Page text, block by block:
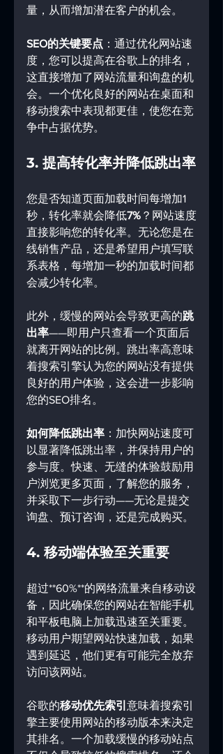
量，从而增加潜在客户的机会。
SEO的关键要点 ：通过优化网站速
度，您可以提高在谷歌上的排名，
这直接增加了网站流量和询盘的机
会。一个优化良好的网站在桌面和
移动搜索中表现都更佳，使您在竞
争中占据优势。
3. 提高转化率并降低跳出率
您是否知道页面加载时间每增加1
秒，转化率就会降低7% ？网站速度
直接影响您的转化率。无论您是在
线销售产品，还是希望用户填写联
系表格，每增加一秒的加载时间都
会减少转化率。
此外，缓慢的网站会导致更高的跳
出率——即用户只查看一个页面后
就离开网站的比例。跳出率高意味
着搜索引擎认为您的网站没有提供
良好的用户体验，这会进一步影响
您的SEO排名。
如何降低跳出率 ：加快网站速度可
以显著降低跳出率，并保持用户的
参与度。快速、无缝的体验鼓励用
户浏览更多页面，了解您的服务，
并采取下一步行动——无论是提交
询盘、预订咨询，还是完成购买。
4. 移动端体验至关重要
超过**60%**的网络流量来自移动设
备，因此确保您的网站在智能手机
和平板电脑上加载迅速至关重要。
移动用户期望网站快速加载，如果
遇到延迟，他们更有可能完全放弃
访问该网站。
谷歌的移动优先索引 意味着搜索引
擎主要使用网站的移动版本来决定
其排名。一个加载缓慢的移动站点